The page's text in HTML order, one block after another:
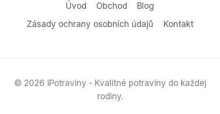
Úvod Obchod
Blog
Zásady ochrany osobních údajů
Kontakt
© 2026 iPotraviny - Kvalitné potraviny do každej
rodiny.